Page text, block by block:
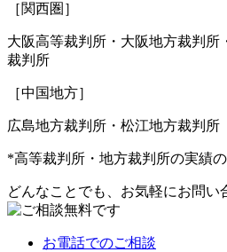
［関西圏］
大阪高等裁判所・大阪地方裁判所
裁判所
［中国地方］
広島地方裁判所・松江地方裁判所
*高等裁判所・地方裁判所の実績の
どんなことでも、お気軽にお問い
お電話でのご相談